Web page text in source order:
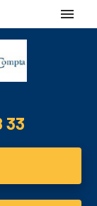
menu
33